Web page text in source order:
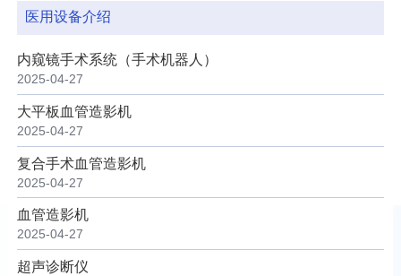
医用设备介绍
内窥镜手术系统（手术机器人）
2025-04-27
大平板血管造影机
2025-04-27
复合手术血管造影机
2025-04-27
血管造影机
2025-04-27
超声诊断仪